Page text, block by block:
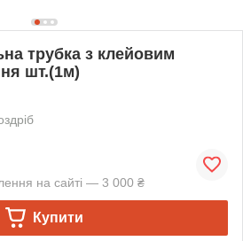
трубка з клейовим
шт.(1м)
на сайті — 3 000 ₴
Купити